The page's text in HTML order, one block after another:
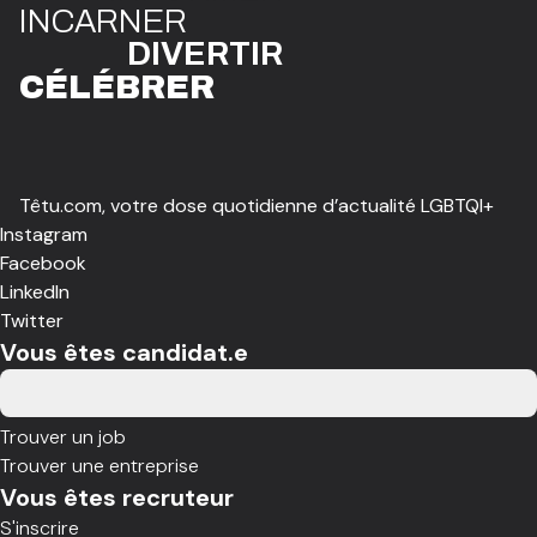
INCARNER
DIVERTIR
CÉLÉBRER
Têtu.com, votre dose quotidienne d’actualité LGBTQI+
Instagram
Facebook
LinkedIn
Twitter
Vous êtes candidat.e
Trouver un job
Trouver une entreprise
Vous êtes recruteur
S'inscrire